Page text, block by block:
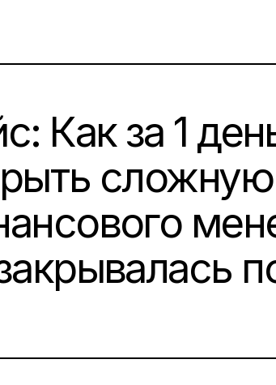
Как за 1